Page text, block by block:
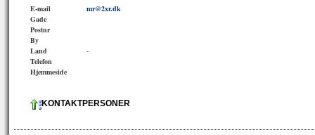
E-mail
mr@2xr.dk
Gade
Postnr
By
Land
-
Telefon
Hjemmeside
KONTAKTPERSONER